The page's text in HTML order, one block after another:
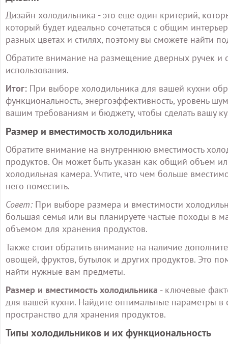
Дизайн холодильника - это еще один критерий,
который будет идеально сочетаться с общим
разных цветах и стилях, поэтому вы сможете найти
Обратите внимание на размещение дверных ручек и
использования.
Итог: При выборе холодильника для вашей кухни
функциональность, энергоэффективность, уровень
вашим требованиям и бюджету, чтобы сделать вашу
Размер и вместимость холодильника
Обратите внимание на внутреннюю вместимость
продуктов. Он может быть указан как общий объем
холодильная камера. Учтите, что чем больше
него поместить.
Совет: При выборе размера и вместимости
большая семья или вы планируете частые походы в
объемом для хранения продуктов.
Также стоит обратить внимание на наличие
овощей, фруктов, бутылок и других продуктов. Это
найти нужные вам предметы.
Размер и вместимость холодильника - ключевые
для вашей кухни. Найдите оптимальные параметры в
пространство для хранения продуктов.
Типы холодильников и их функциональность